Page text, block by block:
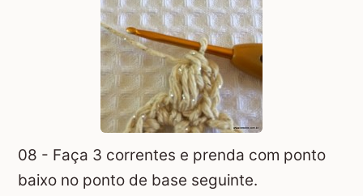
08 - Faça 3 correntes e prenda com ponto
baixo no ponto de base seguinte.